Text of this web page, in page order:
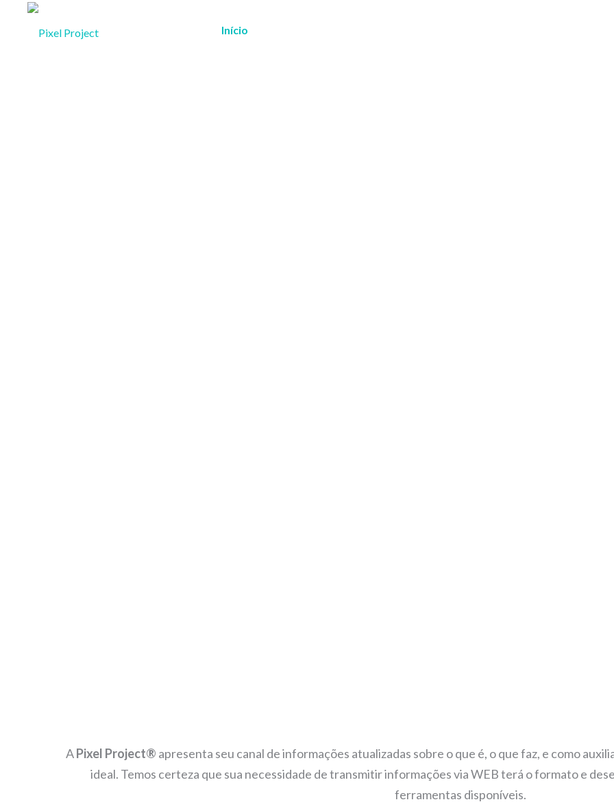
Início
APixel Project® apresenta seu canal de informações atualizadas sobre o que é, o que faz, e como
ideal. Temos certeza que sua necessidade de transmitir informações via WEB terá o formato e
ferramentas disponíveis.